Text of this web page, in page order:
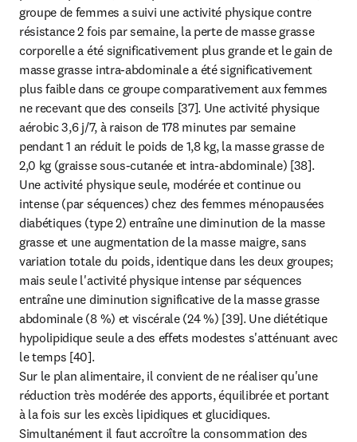
groupe de femmes a suivi une activité physique contre
résistance 2 fois par semaine, la perte de masse grasse
corporelle a été significativement plus grande et le gain de
masse grasse intra-abdominale a été significativement
plus faible dans ce groupe comparativement aux femmes
ne recevant que des conseils [37]. Une activité physique
aérobic 3,6 j/7, à raison de 178 minutes par semaine
pendant 1 an réduit le poids de 1,8 kg, la masse grasse de
2,0 kg (graisse sous-cutanée et intra-abdominale) [38].
Une activité physique seule, modérée et continue ou
intense (par séquences) chez des femmes ménopausées
diabétiques (type 2) entraîne une diminution de la masse
grasse et une augmentation de la masse maigre, sans
variation totale du poids, identique dans les deux groupes;
mais seule l'activité physique intense par séquences
entraîne une diminution significative de la masse grasse
abdominale (8 %) et viscérale (24 %) [39]. Une diététique
hypolipidique seule a des effets modestes s'atténuant avec
le temps [40].
Sur le plan alimentaire, il convient de ne réaliser qu'une
réduction très modérée des apports, équilibrée et portant
à la fois sur les excès lipidiques et glucidiques.
Simultanément il faut accroître la consommation des